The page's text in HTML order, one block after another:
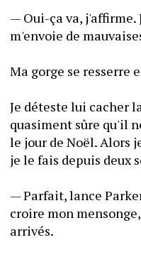
— Oui-ça va, j'affirme.
m'envoie de
Ma gorge se resserre
Je déteste lui cacher
quasiment sûre qu'il
le jour de Noël. Alors
je le fais depuis deux
— Parfait, lance
croire mon
arrivés.